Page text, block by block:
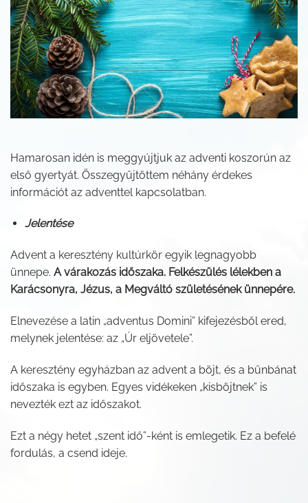
Hamarosan idén is meggyújtjuk az adventi koszorún az
első gyertyát. Összegyűjtöttem néhány érdekes
információt az adventtel kapcsolatban.
Jelentése
Advent a keresztény kultúrkör egyik legnagyobb
ünnepe. A várakozás időszaka. Felkészülés lélekben a
Karácsonyra, Jézus, a Megváltó születésének ünnepére.
Elnevezése a latin „adventus Domini” kifejezésből ered,
melynek jelentése: az „Úr eljövetele”.
A keresztény egyházban az advent a böjt, és a bűnbánat
időszaka is egyben. Egyes vidékeken „kisböjtnek” is
nevezték ezt az időszakot.
Ezt a négy hetet „szent idő”-ként is emlegetik. Ez a befelé
fordulás, a csend ideje.